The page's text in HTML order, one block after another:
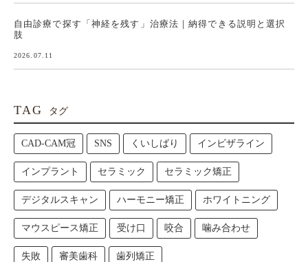
自由診療で探す「神経を残す」治療法｜納得できる説明と選択
肢
2026.07.11
TAG タグ
CAD-CAM冠 SNS くいしばり インビザライン
インプラント セラミック セラミック矯正
デジタルスキャン ハーモニー矯正 ホワイトニング
マウスピース矯正 受け口 咬合 噛み合わせ
失敗 審美歯科 歯列矯正